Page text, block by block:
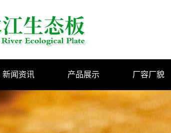
新闻资讯 产品展示 厂容厂貌